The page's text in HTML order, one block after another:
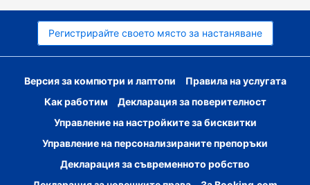
Регистрирайте своето място за настаняване
Версия за компютри и лаптопи
Правила на услугата
Как работим
Декларация за поверителност
Управление на настройките за бисквитки
Управление на персонализираните препоръки
Декларация за съвременното робство